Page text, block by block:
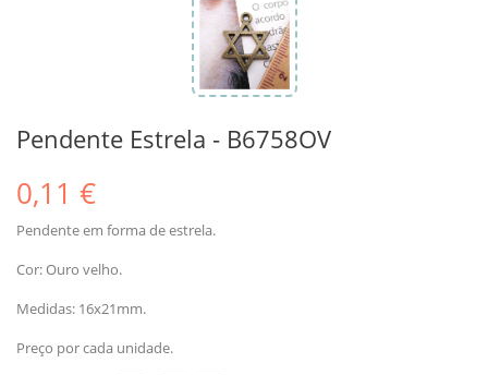
Pendente Estrela - B6758OV
0,11 €
Pendente em forma de estrela.
Cor: Ouro velho.
Medidas: 16x21mm.
Preço por cada unidade.